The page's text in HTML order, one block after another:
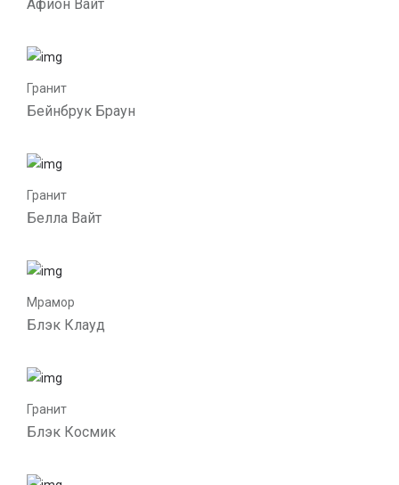
Афион Вайт
Гранит
Бейнбрук Браун
Гранит
Белла Вайт
Мрамор
Блэк Клауд
Гранит
Блэк Космик